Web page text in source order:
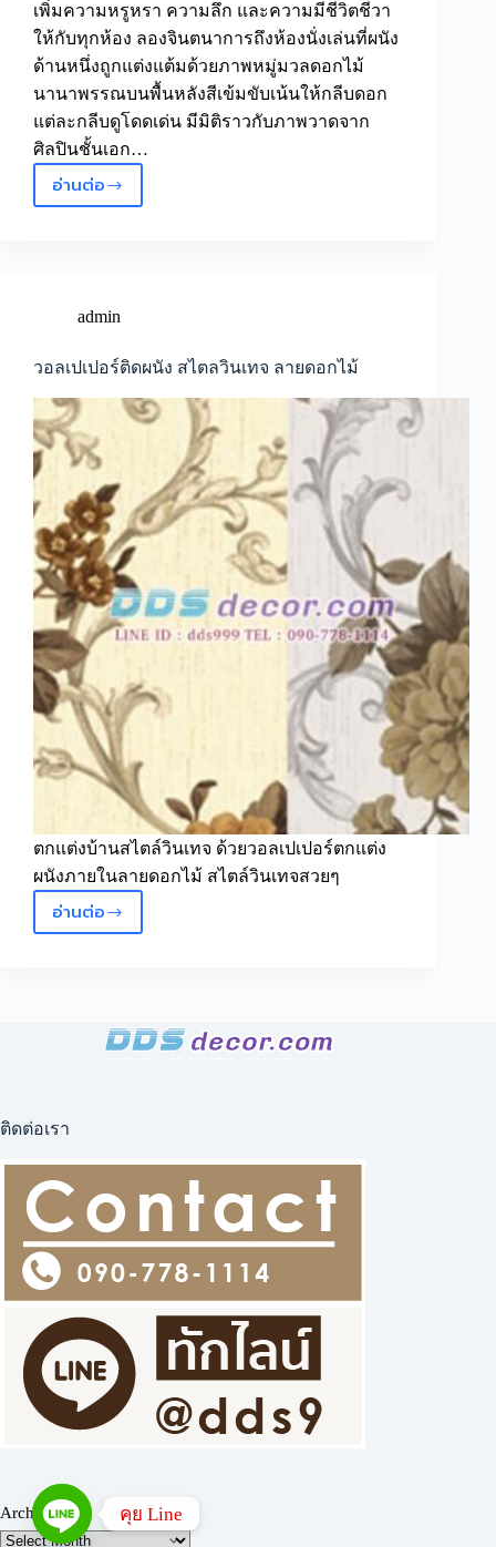
เพิ่มความหรูหรา ความลึก และความมีชีวิตชีวา
ให้กับทุกห้อง ลองจินตนาการถึงห้องนั่งเล่นที่ผนัง
ด้านหนึ่งถูกแต่งแต้มด้วยภาพหมู่มวลดอกไม้
นานาพรรณบนพื้นหลังสีเข้มขับเน้นให้กลีบดอก
แต่ละกลีบดูโดดเด่น มีมิติราวกับภาพวาดจาก
ศิลปินชั้นเอก…
อ่านต่อสัมผัส
เวลา
วอลเปเปอร์
ดอกไม้
สไตล์
วิน
เทจ
วอลเปเปอร์
ดอกไม้
สไตล์
ยุโรป
วิน
เทจ
วอลเปเปอร์
ลาย
ดอกไม้
คลาสสิค
admin
วอลเปเปอร์ติดผนัง สไตลวินเทจ ลายดอกไม้
ตกแต่งบ้านสไตล์วินเทจ ด้วยวอลเปเปอร์ตกแต่ง
ผนังภายในลายดอกไม้ สไตล์วินเทจสวยๆ
อ่านต่อวอลเปเปอร์
ติดต่อเรา
Archives คุย Line